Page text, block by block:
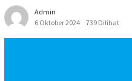
Admin
6 Oktober 2024
739 Dilihat